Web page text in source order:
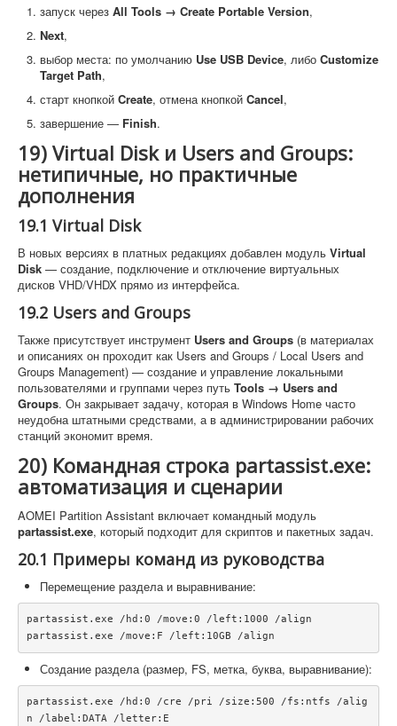
запуск через All Tools → Create Portable Version,
Next,
выбор места: по умолчанию Use USB Device, либо Customize
Target Path,
старт кнопкой Create, отмена кнопкой Cancel,
завершение — Finish.
19) Virtual Disk и Users and Groups:
нетипичные, но практичные
дополнения
19.1 Virtual Disk
В новых версиях в платных редакциях добавлен модуль Virtual
Disk — создание, подключение и отключение виртуальных
дисков VHD/VHDX прямо из интерфейса.
19.2 Users and Groups
Также присутствует инструмент Users and Groups (в материалах
и описаниях он проходит как Users and Groups / Local Users and
Groups Management) — создание и управление локальными
пользователями и группами через путь Tools → Users and
Groups. Он закрывает задачу, которая в Windows Home часто
неудобна штатными средствами, а в администрировании рабочих
станций экономит время.
20) Командная строка partassist.exe:
автоматизация и сценарии
AOMEI Partition Assistant включает командный модуль
partassist.exe, который подходит для скриптов и пакетных задач.
20.1 Примеры команд из руководства
Перемещение раздела и выравнивание:
partassist.exe /hd:0 /move:0 /left:1000 /align
Создание раздела (размер, FS, метка, буква, выравнивание):
partassist.exe /hd:0 /cre /pri /size:500 /fs:ntfs /alig